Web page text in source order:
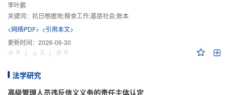
李叶鹏
关键词： 抗日根据地;粮食工作;基层社会;账本
<网络PDF> <引用本文>
更新时间： 2026-06-30
9
| 3 | 0
法学研究
高级管理人员违反信义义务的责任主体认定